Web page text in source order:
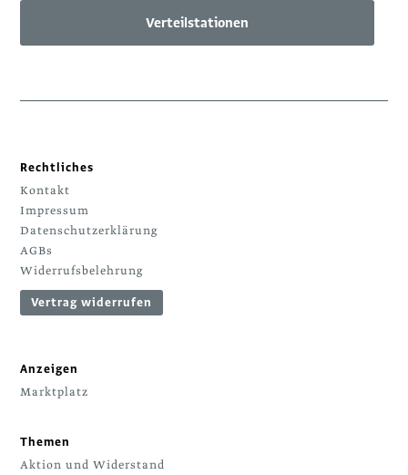
Verteilstationen
Rechtliches
Kontakt
Impressum
Datenschutzerklärung
AGBs
Widerrufsbelehrung
Vertrag widerrufen
Anzeigen
Marktplatz
Themen
Aktion und Widerstand